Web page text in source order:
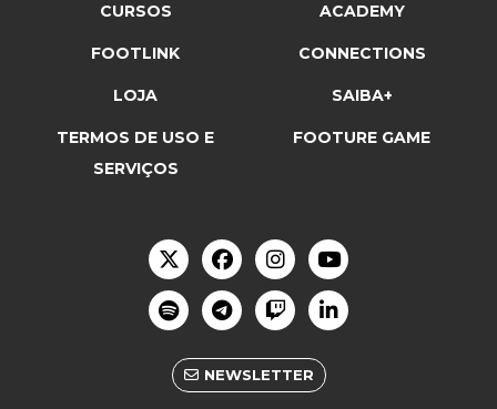
CURSOS ACADEMY
FOOTLINK CONNECTIONS
LOJA SAIBA+
TERMOS DE USO E
SERVIÇOS
FOOTURE GAME
NEWSLETTER